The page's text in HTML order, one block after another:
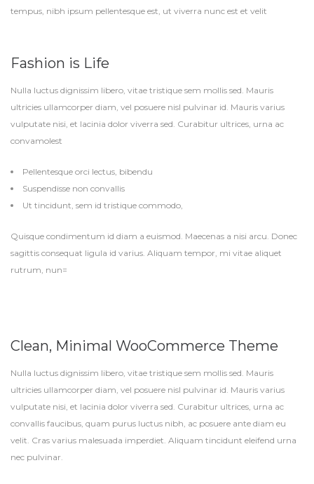
tempus, nibh ipsum pellentesque est, ut viverra nunc est et velit
Fashion is Life
Nulla luctus dignissim libero, vitae tristique sem mollis sed. Mauris
ultricies ullamcorper diam, vel posuere nisl pulvinar id. Mauris varius
vulputate nisi, et lacinia dolor viverra sed. Curabitur ultrices, urna ac
convamolest
Pellentesque orci lectus, bibendu
Suspendisse non convallis
Ut tincidunt, sem id tristique commodo,
Quisque condimentum id diam a euismod. Maecenas a nisi arcu. Donec
sagittis consequat ligula id varius. Aliquam tempor, mi vitae aliquet
rutrum, nun=
Clean, Minimal WooCommerce Theme
Nulla luctus dignissim libero, vitae tristique sem mollis sed. Mauris
ultricies ullamcorper diam, vel posuere nisl pulvinar id. Mauris varius
vulputate nisi, et lacinia dolor viverra sed. Curabitur ultrices, urna ac
convallis faucibus, quam purus luctus nibh, ac posuere ante diam eu
velit. Cras varius malesuada imperdiet. Aliquam tincidunt eleifend urna
nec pulvinar.